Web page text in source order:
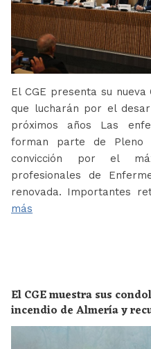
El CGE presenta su
que lucharán por el
próximos años Las
forman parte de Pleno
convicción por el
profesionales de
renovada. Importantes
más
El CGE muestra sus
incendio de Almería y
el caso de encontrarse